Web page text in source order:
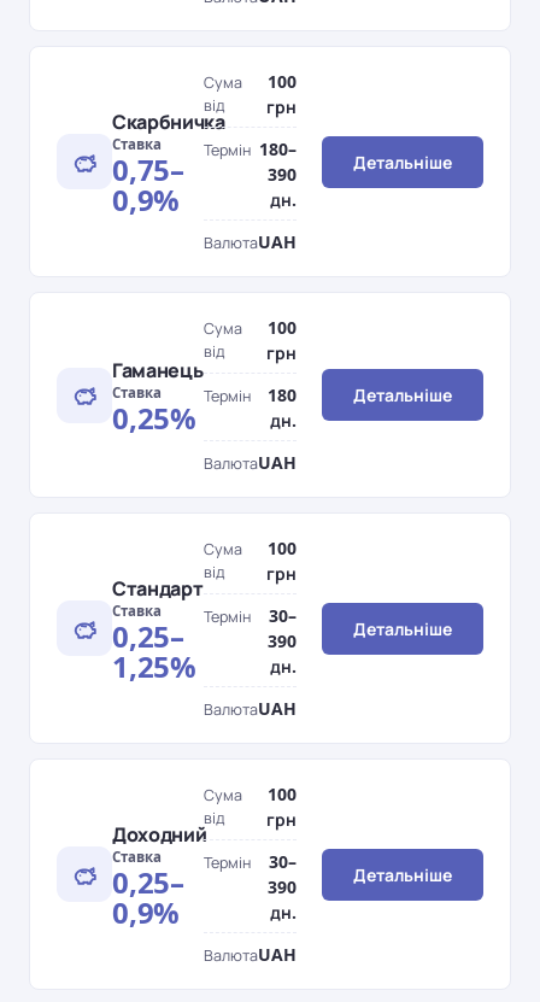
Скарбничка
Ставка
0,75–
0,9%
Сума
від
100
грн
Термін 180–
390
дн.
ВалютаUAH
Детальніше
Гаманець
Ставка
0,25%
Сума
від
100
грн
Термін
180
дн.
ВалютаUAH
Детальніше
Стандарт
Ставка
0,25–
1,25%
Сума
від
100
грн
Термін
30–
390
дн.
ВалютаUAH
Детальніше
Доходний
Ставка
0,25–
0,9%
Сума
від
100
грн
Термін
30–
390
дн.
ВалютаUAH
Детальніше